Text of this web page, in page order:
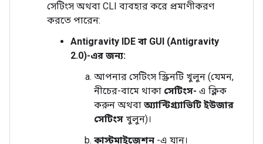
সেটিংস অথবা CLI ব্যবহার করে প্রমাণীকরণ
করতে পারেন:
Antigravity IDE বা GUI (Antigravity
2.0)-এর জন্য:
আপনার সেটিংস স্ক্রিনটি খুলুন (যেমন,
নীচের-বামে থাকা সেটিংস- এ ক্লিক
করুন অথবা অ্যান্টিগ্র্যাভিটি ইউজার
সেটিংস খুলুন)।
কাস্টমাইজেশন -এ যান।